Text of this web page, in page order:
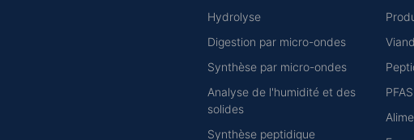
Hydrolyse
Digestion par micro-ondes
Synthèse par micro-ondes
Analyse de l'humidité et des
solides
Synthèse peptidique
PFAS